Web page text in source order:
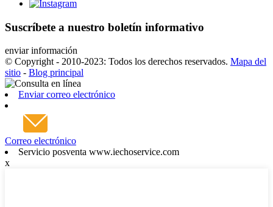
Suscríbete a nuestro boletín informativo
enviar información
© Copyright - 2010-2023: Todos los derechos reservados. Mapa del
sitio - Blog principal
Enviar correo electrónico
Correo electrónico
Servicio posventa www.iechoservice.com
x